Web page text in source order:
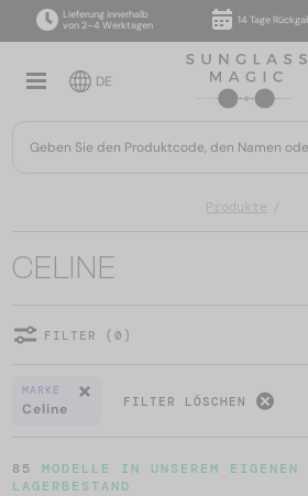
Lieferung innerhalb
von 2–4 Werktagen
14 Tage Rückgabe
DE
Produkte
CELINE
FILTER (0)
MARKE
Celine FILTER LÖSCHEN
85 MODELLE IN UNSEREM EIGENEN
LAGERBESTAND